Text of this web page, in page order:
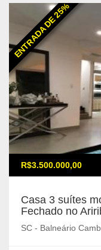
ENTRADA DE 25%
R$3.500.000,00
Casa 3 suítes
Fechado no
SC - Balneário